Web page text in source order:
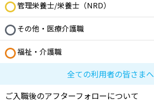
管理栄養士/栄養士（NRD）
その他・医療介護職
福祉・介護職
全ての利用者の皆さまへ
ご入職後のアフターフォローについて